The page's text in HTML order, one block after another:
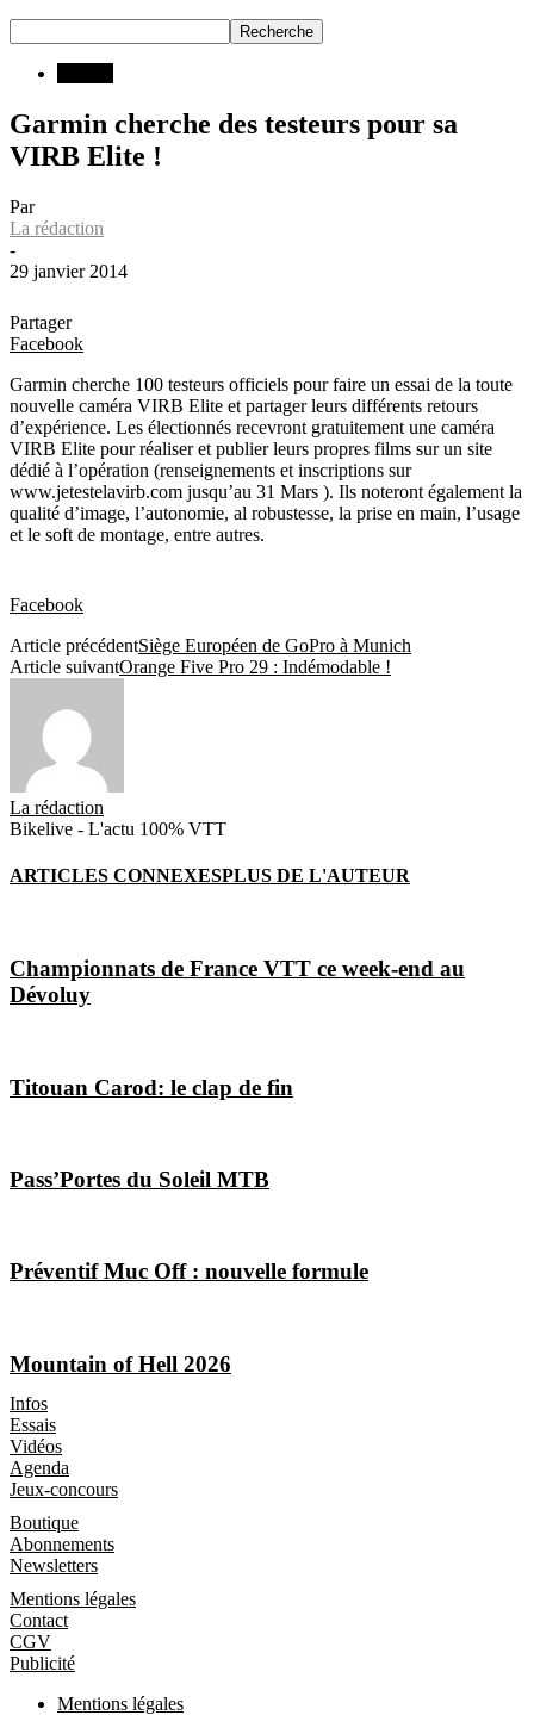
Garmin cherche des testeurs pour sa
VIRB Elite !
Par
La rédaction
-
29 janvier 2014
Partager
Facebook
Garmin cherche 100 testeurs officiels pour faire un essai de la toute
nouvelle caméra VIRB Elite et partager leurs différents retours
d’expérience. Les électionnés recevront gratuitement une caméra
VIRB Elite pour réaliser et publier leurs propres films sur un site
dédié à l’opération (renseignements et inscriptions sur
www.jetestelavirb.com jusqu’au 31 Mars ). Ils noteront également la
qualité d’image, l’autonomie, al robustesse, la prise en main, l’usage
et le soft de montage, entre autres.
Facebook
Article précédentSiège Européen de GoPro à Munich
Article suivantOrange Five Pro 29 : Indémodable !
La rédaction
Bikelive - L'actu 100% VTT
ARTICLES CONNEXESPLUS DE L'AUTEUR
Championnats de France VTT ce week-end au
Dévoluy
Titouan Carod: le clap de fin
Pass’Portes du Soleil MTB
Préventif Muc Off : nouvelle formule
Mountain of Hell 2026
Infos
Essais
Vidéos
Agenda
Jeux-concours
Boutique
Abonnements
Newsletters
Mentions légales
Contact
CGV
Publicité
Mentions légales